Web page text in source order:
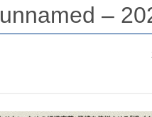
unnamed –